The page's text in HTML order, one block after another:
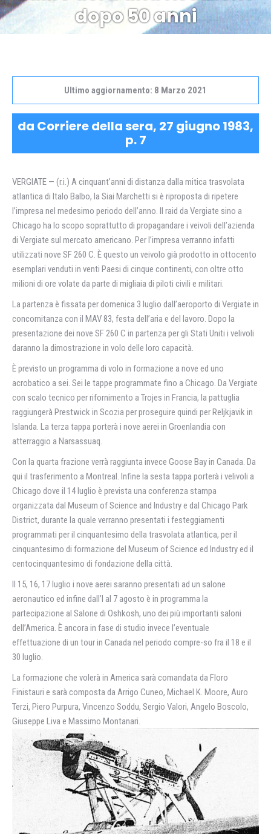
dopo 50 anni
Ultimo aggiornamento: 8 Marzo 2021
da Corriere della sera, 27 giugno 1983,
p. 7
VERGIATE — (r.i.) A cinquant’anni di distanza dalla mitica trasvolata
atlantica di Italo Balbo, la Siai Marchetti si è riproposta di ripetere
l’impresa nel medesimo periodo dell’anno. Il raid da Vergiate sino a
Chicago ha lo scopo soprattutto di propagandare i veivoli dell’azienda
di Vergiate sul mercato americano. Per l’impresa verranno infatti
utilizzati nove SF 260 C. È questo un veivolo già prodotto in ottocento
esemplari venduti in venti Paesi di cinque continenti, con oltre otto
milioni di ore volate da parte di migliaia di piloti civili e militari.
La partenza è fissata per domenica 3 luglio dall’aeroporto di Vergiate in
concomitanza con il MAV 83, festa dell’aria e del lavoro. Dopo la
presentazione dei nove SF 260 C in partenza per gli Stati Uniti i velivoli
daranno la dimostrazione in volo delle loro capacità.
È previsto un programma di volo in formazione a nove ed uno
acrobatico a sei. Sei le tappe programmate fino a Chicago. Da Vergiate
con scalo tecnico per rifornimento a Trojes in Francia, la pattuglia
raggiungerà Prestwick in Scozia per proseguire quindi per Reljkjavik in
Islanda. La terza tappa porterà i nove aerei in Groenlandia con
atterraggio a Narsassuaq.
Con la quarta frazione verrà raggiunta invece Goose Bay in Canada. Da
qui il trasferimento a Montreal. Infine la sesta tappa porterà i velivoli a
Chicago dove il 14 luglio è prevista una conferenza stampa
organizzata dal Museum of Science and Industry e dal Chicago Park
District, durante la quale verranno presentati i festeggiamenti
programmati per il cinquantesimo della trasvolata atlantica, per il
cinquantesimo di formazione del Museum of Science ed Industry ed il
centocinquantesimo di fondazione della città.
Il 15, 16, 17 luglio i nove aerei saranno presentati ad un salone
aeronautico ed infine dall’I al 7 agosto è in programma la
partecipazione al Salone di Oshkosh, uno dei più importanti saloni
dell’America. È ancora in fase di studio invece l’eventuale
effettuazione di un tour in Canada nel periodo compre-so fra il 18 e il
30 luglio.
La formazione che volerà in America sarà comandata da Floro
Finistauri e sarà composta da Arrigo Cuneo, Michael K. Moore, Auro
Terzi, Piero Purpura, Vincenzo Soddu, Sergio Valori, Angelo Boscolo,
Giuseppe Liva e Massimo Montanari.